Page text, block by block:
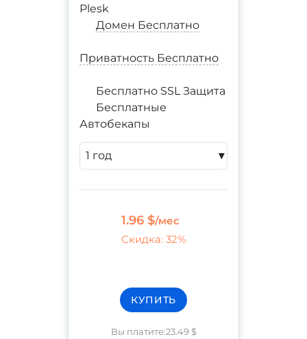
Plesk
Домен Бесплатно
Приватность Бесплатно
Бесплатно SSL Защита
Бесплатные
Автобекапы
▾
1.96 $/мес
Скидка: 32%
КУПИТЬ
Вы платите:23.49 $